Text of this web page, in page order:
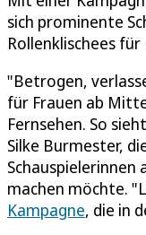
sich prominente
Rollenklischees
"Betrogen,
für Frauen ab
Fernsehen. So
Silke Burmester,
machen möchte.
Kampagne, die in